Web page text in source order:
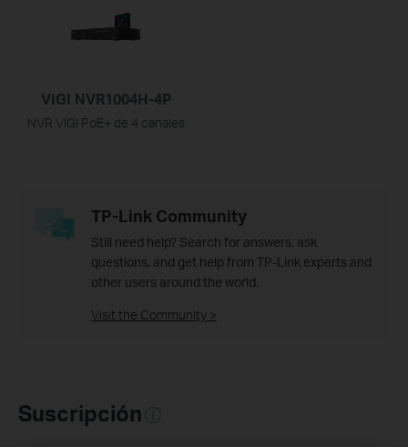
VIGI NVR1004H-4P
NVR VIGI PoE+ de 4 canales
TP-Link Community
Still need help? Search for answers, ask
questions, and get help from TP-Link experts and
other users around the world.
Visit the Community >
Suscripción